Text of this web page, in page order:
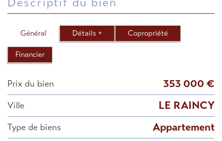
Général Détails + Copropriété
Financier
Prix du bien 353 000 €
Ville LE RAINCY
Type de biens Appartement